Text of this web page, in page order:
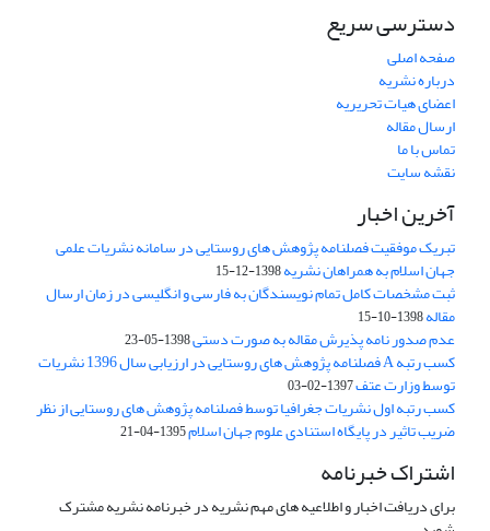
دسترسی سریع
صفحه اصلی
درباره نشریه
اعضای هیات تحریریه
ارسال مقاله
تماس با ما
نقشه سایت
آخرین اخبار
تبریک موفقیت فصلنامه پژوهش های روستایی در سامانه نشریات علمی
جهان اسلام به همراهان نشریه1398-12-15
ثبت مشخصات کامل تمام نویسندگان به فارسی و انگلیسی در زمان ارسال
مقاله1398-10-15
عدم صدور نامه پذیرش مقاله به صورت دستی1398-05-23
کسب رتبه A فصلنامه پژوهش های روستایی در ارزیابی سال 1396 نشریات
توسط وزارت عتف1397-02-03
کسب رتبه اول نشریات جغرافیا توسط فصلنامه پژوهش های روستایی از نظر
ضریب تاثیر در پایگاه استنادی علوم جهان اسلام1395-04-21
اشتراک خبرنامه
برای دریافت اخبار و اطلاعیه های مهم نشریه در خبرنامه نشریه مشترک